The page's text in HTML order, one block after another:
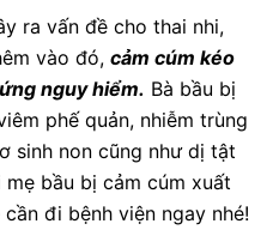
ra vấn đề cho thai nhi,
vào đó, cảm cúm kéo
nguy hiểm. Bà bầu bị
phế quản, nhiễm trùng
sinh non cũng như dị tật
bầu bị cảm cúm xuất
đi bệnh viện ngay nhé!